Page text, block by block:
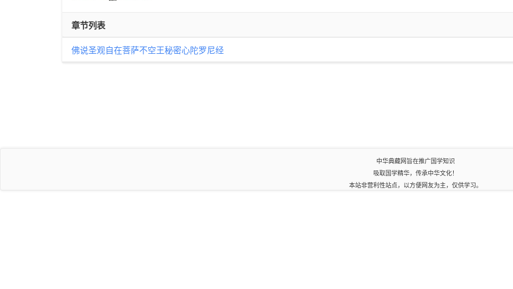
章节列表
佛说圣观自在菩萨不空王秘密心陀罗尼经
中华典藏网旨在推广国学知识
吸取国学精华，传承中华文化！
本站非营利性站点，以方便网友为主，仅供学习。